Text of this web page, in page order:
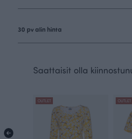
30 pv alin hinta
Saattaisit olla
OUTLET OUTLET